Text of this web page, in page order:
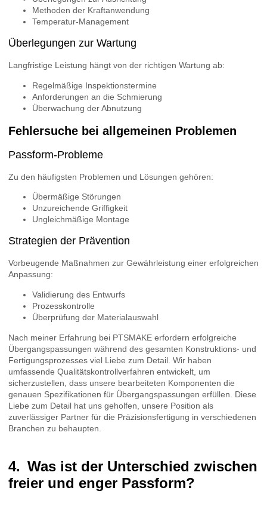
Methoden der Kraftanwendung
Temperatur-Management
Überlegungen zur Wartung
Langfristige Leistung hängt von der richtigen Wartung ab:
Regelmäßige Inspektionstermine
Anforderungen an die Schmierung
Überwachung der Abnutzung
Fehlersuche bei allgemeinen Problemen
Passform-Probleme
Zu den häufigsten Problemen und Lösungen gehören:
Übermäßige Störungen
Unzureichende Griffigkeit
Ungleichmäßige Montage
Strategien der Prävention
Vorbeugende Maßnahmen zur Gewährleistung einer erfolgreichen
Anpassung:
Validierung des Entwurfs
Prozesskontrolle
Überprüfung der Materialauswahl
Nach meiner Erfahrung bei PTSMAKE erfordern erfolgreiche
Übergangspassungen während des gesamten Konstruktions- und
Fertigungsprozesses viel Liebe zum Detail. Wir haben
umfassende Qualitätskontrollverfahren entwickelt, um
sicherzustellen, dass unsere bearbeiteten Komponenten die
genauen Spezifikationen für Übergangspassungen erfüllen. Diese
Liebe zum Detail hat uns geholfen, unsere Position als
zuverlässiger Partner für die Präzisionsfertigung in verschiedenen
Branchen zu behaupten.
Was ist der Unterschied zwischen
freier und enger Passform?